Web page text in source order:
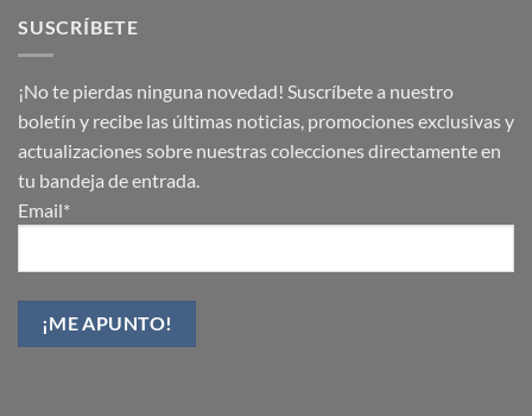
SUSCRÍBETE
¡No te pierdas ninguna novedad! Suscríbete a nuestro
boletín y recibe las últimas noticias, promociones exclusivas y
actualizaciones sobre nuestras colecciones directamente en
tu bandeja de entrada.
Email*